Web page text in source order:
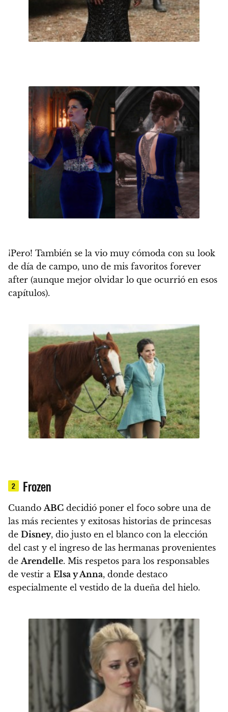
¡Pero! También se la vio muy cómoda con su look
de día de campo, uno de mis favoritos forever
after (aunque mejor olvidar lo que ocurrió en esos
capítulos).
2 Frozen
CuandoABC decidió poner el foco sobre una de
las más recientes y exitosas historias de princesas
de Disney, dio justo en el blanco con la elección
del cast y el ingreso de las hermanas provenientes
deArendelle. Mis respetos para los responsables
de vestir a Elsa y Anna, donde destaco
especialmente el vestido de la dueña del hielo.